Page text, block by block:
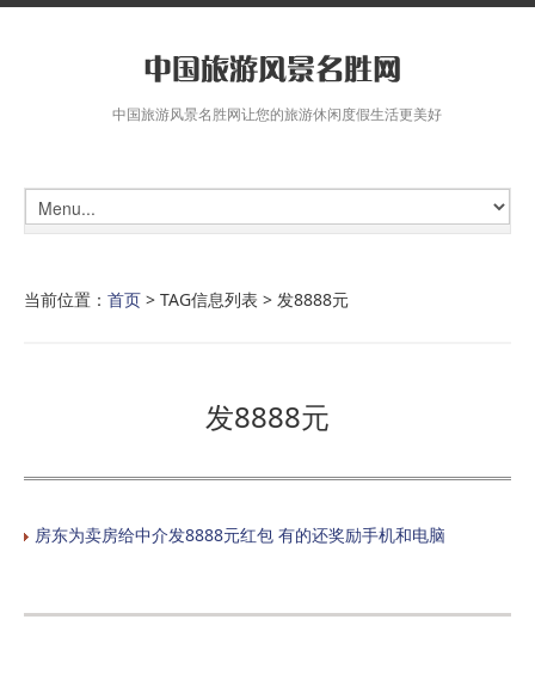
中国旅游风景名胜网让您的旅游休闲度假生活更美好
当前位置： 首页 > TAG信息列表 > 发8888元
发8888元
房东为卖房给中介发8888元红包 有的还奖励手机和电脑